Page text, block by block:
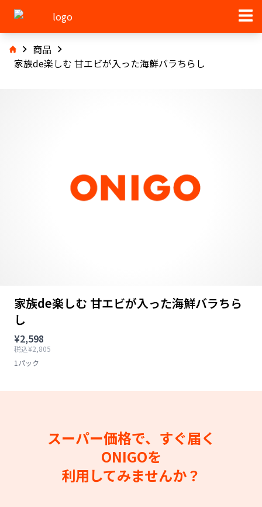
商品
家族de楽しむ 甘エビが入った海鮮バラちらし
家族de楽しむ 甘エビが入った海鮮バラちら
し
¥2,598
税込¥2,805
1パック
スーパー価格で、すぐ届く
ONIGOを
利用してみませんか？